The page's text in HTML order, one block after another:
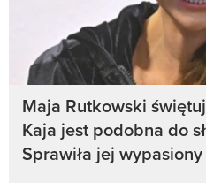
Maja Rutkowski
Kaja jest podobna do
Sprawiła jej